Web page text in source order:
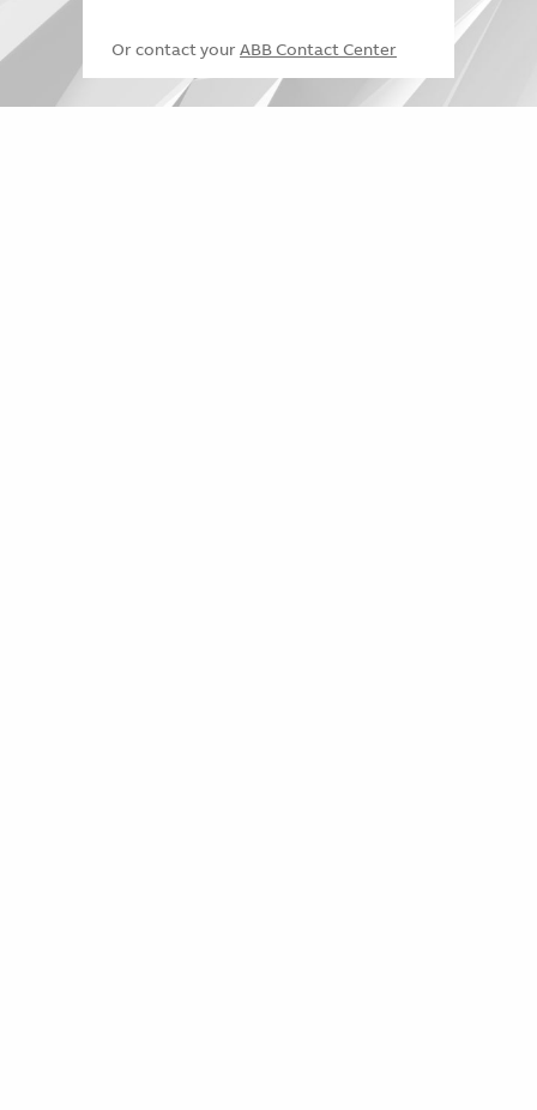
Or contact your ABB Contact Center